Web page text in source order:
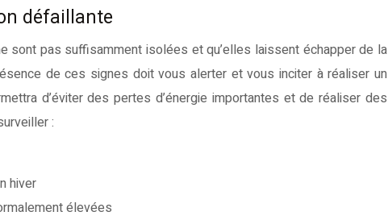
défaillante
sont pas suffisamment isolées et qu’elles laissent échapper de la
de ces signes doit vous alerter et vous inciter à réaliser un
d’éviter des pertes d’énergie importantes et de réaliser des
:
hiver
élevées